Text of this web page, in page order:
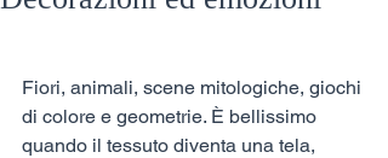
Fiori, animali, scene mitologiche, giochi
di colore e geometrie. È bellissimo
quando il tessuto diventa una tela,